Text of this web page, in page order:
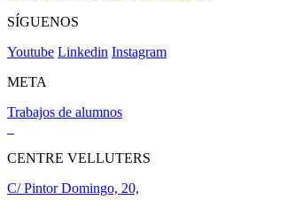
SÍGUENOS
Youtube Linkedin Instagram
META
Trabajos de alumnos
CENTRE VELLUTERS
C/ Pintor Domingo, 20,